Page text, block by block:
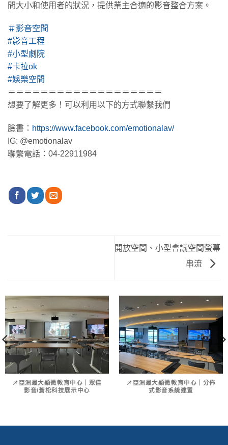
間大小和使用者的狀況，提供業主合適的影音整合方案。
＃影音空間
#影音工程
#小型劇院
#卡拉ok
#娛樂空間
＝＝＝＝＝＝＝＝＝＝＝＝＝＝＝＝＝＝＝
想要了解更多！可以利用以下的方式聯繫我們
臉書： https://www.facebook.com/emotionalav/
IG: @emotionalav
聯繫電話：04-22911984
開放空間、小型會議空間螢幕
串流
📌亞洲最大顯微教育中心｜眾佳
影音/蒼松科技展示中心
📌亞洲最大顯微教育中心｜分佈
式影音系統建置